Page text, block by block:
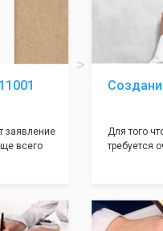
заявление
всего
с
всё
Для того
требуется
Наша